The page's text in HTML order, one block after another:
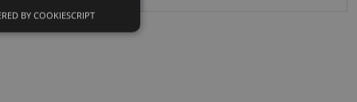
BY COOKIESCRIPT